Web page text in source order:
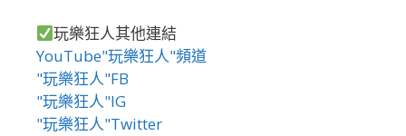
玩樂狂人其他連結
YouTube"玩樂狂人"頻道
"玩樂狂人"FB
"玩樂狂人"IG
"玩樂狂人"Twitter